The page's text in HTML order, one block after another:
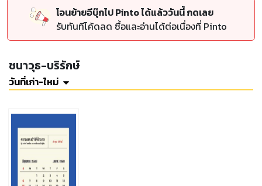
โอนย้ายอีบุ๊กไป Pinto ได้แล้ววันนี้ กดเลย
รับทันทีโค้ดลด ซื้อและอ่านได้ต่อเนื่องที่ Pinto
ชนาวุธ-บริรักษ์
วันที่เก่า-ใหม่